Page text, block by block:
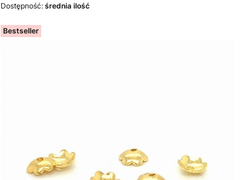
Dostępność: średnia ilość
Bestseller